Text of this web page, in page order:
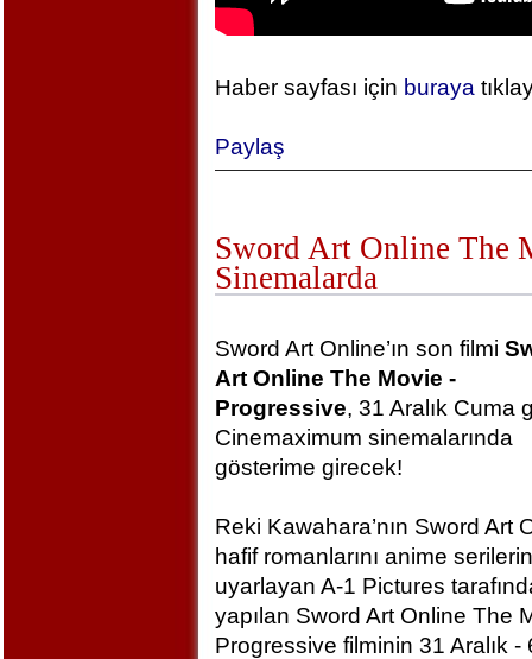
Haber sayfası için buraya
Paylaş
Sword Art Online The
Sinemalarda
Sword Art Online’ın son filmi
Art Online The Movie -
Progressive, 31 Aralık Cuma
Cinemaximum sinemalarında
gösterime girecek!
Reki Kawahara’nın Sword Art
hafif romanlarını anime
uyarlayan A-1 Pictures
yapılan Sword Art Online The
Progressive filminin 31 Aralık -